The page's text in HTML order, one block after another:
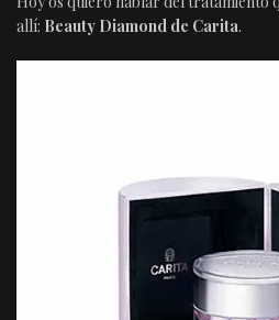
allí: Beauty Diamond de Carita.